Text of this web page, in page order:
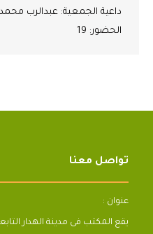
الحضور: 19
تواصل معنا
عنوان :
يقع المكتب فى مدينة الهدار